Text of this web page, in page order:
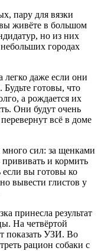
пару для вязки
живёте в большом
но из них
городах
легко даже если они
готовы, что
а рождается их
Они будут очень
всё в доме
сил: за щенками
и кормить
если вы готовы ко
вывести глистов у
принесла результат
На четвёртой
показать УЗИ. Во
рацион собаки с